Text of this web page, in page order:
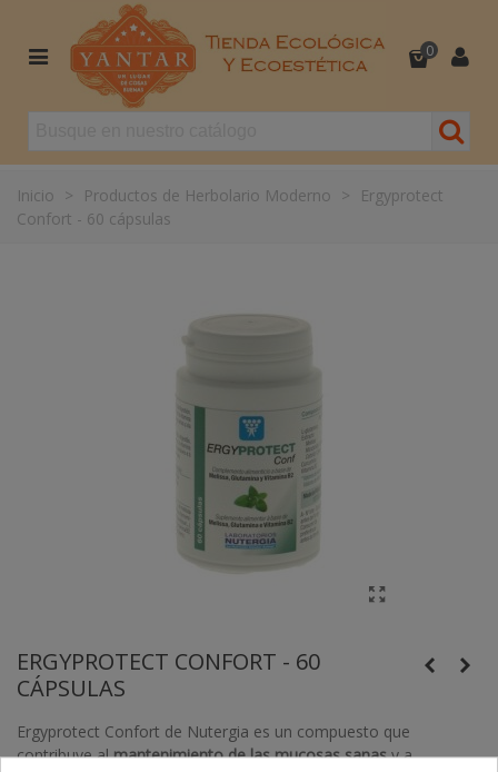
0
Inicio > Productos de Herbolario Moderno >
Ergyprotect
Confort - 60 cápsulas
ERGYPROTECT CONFORT - 60
CÁPSULAS
Ergyprotect Confort de Nutergia es un compuesto que
contribuye almantenimiento de las mucosas sanasy a